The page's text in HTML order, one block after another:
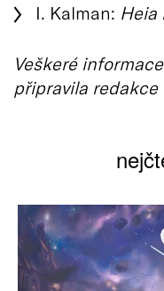
I. Kalman: Heia
Veškeré
připravila redakce